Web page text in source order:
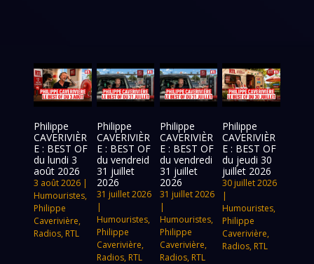
Philippe
CAVERIVIÈR
E : BEST OF
du lundi 3
août 2026
3 août 2026 |
Humouristes,
Philippe
Caverivière,
Radios, RTL
Philippe
CAVERIVIÈR
E : BEST OF
du vendreid
31 juillet
2026
31 juillet 2026
|
Humouristes,
Philippe
Caverivière,
Radios, RTL
Philippe
CAVERIVIÈR
E : BEST OF
du vendredi
31 juillet
2026
31 juillet 2026
|
Humouristes,
Philippe
Caverivière,
Radios, RTL
Philippe
CAVERIVIÈR
E : BEST OF
du jeudi 30
juillet 2026
30 juillet 2026
|
Humouristes,
Philippe
Caverivière,
Radios, RTL